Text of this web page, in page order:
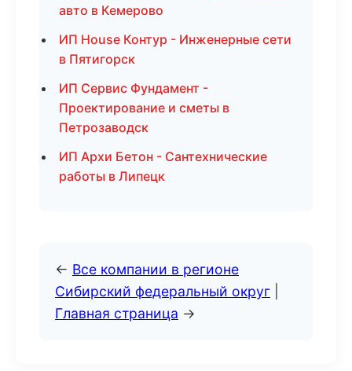
авто в Кемерово
ИП House Контур - Инженерные сети
в Пятигорск
ИП Сервис Фундамент -
Проектирование и сметы в
Петрозаводск
ИП Архи Бетон - Сантехнические
работы в Липецк
← Все компании в регионе
Сибирский федеральный округ
Главная страница →